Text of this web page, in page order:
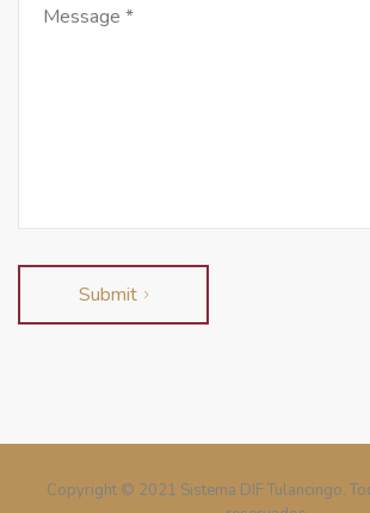
Submit
Copyright © 2021 Sistema DIF Tulancingo.